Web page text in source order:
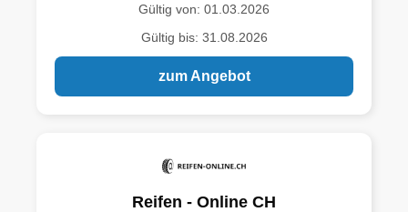
Gültig von: 01.03.2026
Gültig bis: 31.08.2026
zum Angebot
Reifen - Online CH